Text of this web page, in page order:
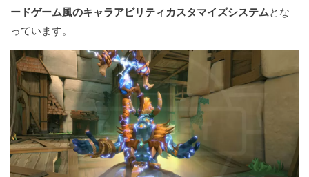
ードゲーム風のキャラアビリティカスタマイズシステムとな
っています。